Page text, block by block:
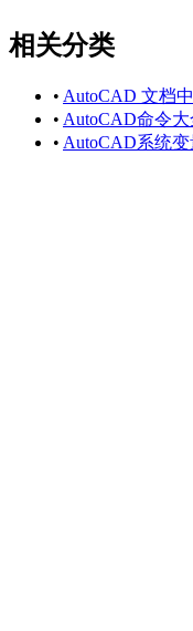
相关分类
• AutoCAD 文档
• AutoCAD命令大
• AutoCAD系统变